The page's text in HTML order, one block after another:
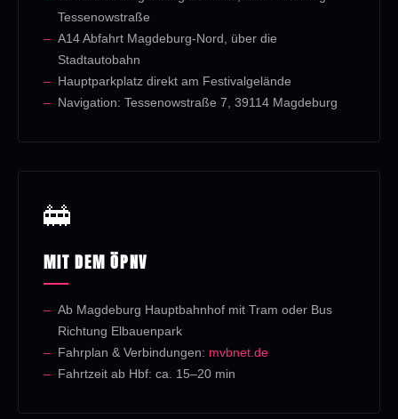
Tessenowstraße
A14 Abfahrt Magdeburg-Nord, über die
Stadtautobahn
Hauptparkplatz direkt am Festivalgelände
Navigation: Tessenowstraße 7, 39114 Magdeburg
🚋
MIT DEM ÖPNV
Ab Magdeburg Hauptbahnhof mit Tram oder Bus
Richtung Elbauenpark
Fahrplan & Verbindungen: mvbnet.de
Fahrtzeit ab Hbf: ca. 15–20 min